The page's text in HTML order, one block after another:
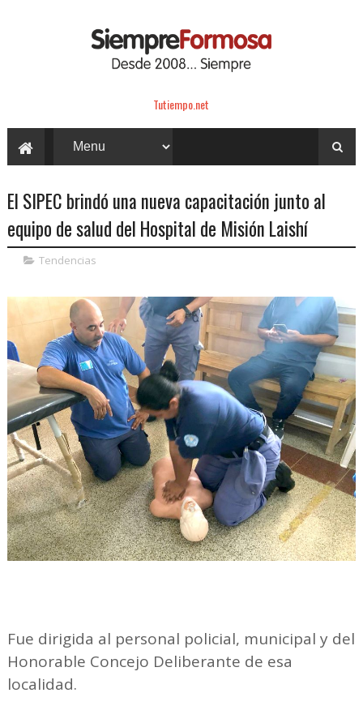
Tutiempo.net
El SIPEC brindó una nueva capacitación junto al
equipo de salud del Hospital de Misión Laishí
Tendencias
Fue dirigida al personal policial, municipal y del
Honorable Concejo Deliberante de esa
localidad.